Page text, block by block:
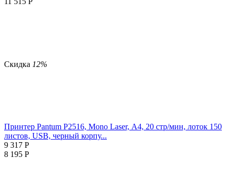
Скидка 12%
Принтер Pantum P2516, Mono Laser, А4, 20 стр/мин, лоток 150
листов, USB, черный корпу...
9 317 Р
8 195 Р